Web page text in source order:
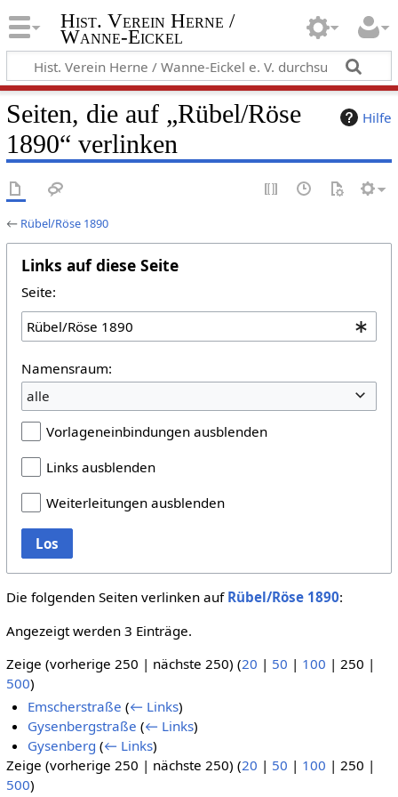
Hist. Verein Herne /
Wanne-Eickel
Hilfe
Seiten, die auf „Rübel/Röse
1890“ verlinken
← Rübel/Röse 1890
Links auf diese Seite
Seite:
Namensraum:
alle
Vorlageneinbindungen ausblenden
Links ausblenden
Weiterleitungen ausblenden
Los
Die folgenden Seiten verlinken auf Rübel/Röse 1890:
Angezeigt werden 3 Einträge.
Zeige (vorherige 250 | nächste 250) (20 | 50 | 100 | 250 |
500)
Emscherstraße (← Links)
Gysenbergstraße (← Links)
Gysenberg (← Links)
Zeige (vorherige 250 | nächste 250) (20 | 50 | 100 | 250 |
500)